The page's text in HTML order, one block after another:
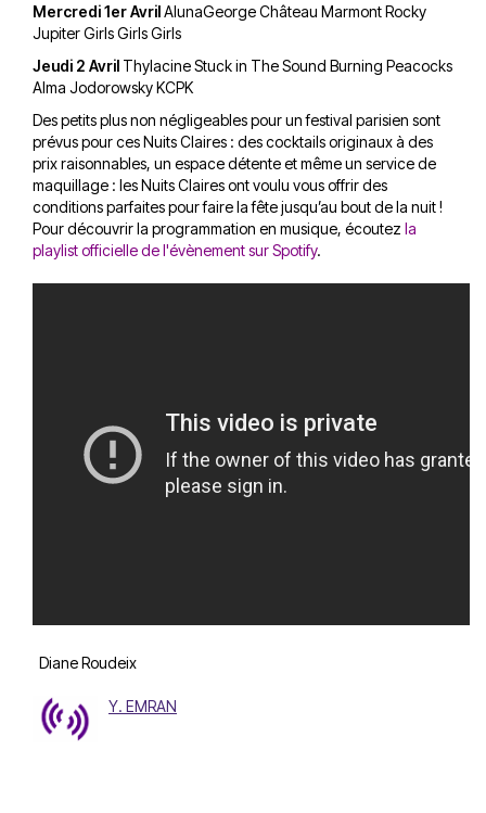
Mercredi 1er AvrilAlunaGeorgeChâteau MarmontRocky
JupiterGirls Girls Girls
Jeudi 2 Avril ThylacineStuck in The Sound Burning Peacocks
Alma JodorowskyKCPK
Des petits plus non négligeables pour un festival parisien sont
prévus pour ces Nuits Claires : des cocktails originaux à des
prix raisonnables, un espace détente et même un service de
maquillage : les Nuits Claires ont voulu vous offrir des
conditions parfaites pour faire la fête jusqu’au bout de la nuit !
Pour découvrir la programmation en musique, écoutez la
playlist officielle de l'évènement sur Spotify.
Diane Roudeix
Y. EMRAN